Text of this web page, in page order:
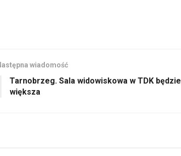
wiadomość
Tarnobrzeg. Sala widowiskowa w TDK będzie
większa